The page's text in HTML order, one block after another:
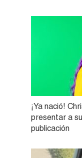
¡Ya nació!
presentar a
publicación